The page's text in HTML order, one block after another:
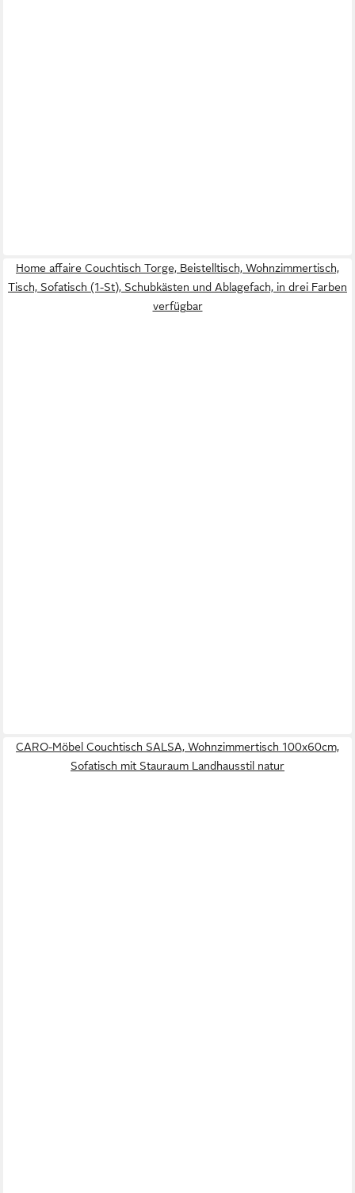
Home affaire Couchtisch Torge, Beistelltisch, Wohnzimmertisch,
Tisch, Sofatisch (1-St), Schubkästen und Ablagefach, in drei Farben
verfügbar
CARO-Möbel Couchtisch SALSA, Wohnzimmertisch 100x60cm,
Sofatisch mit Stauraum Landhausstil natur